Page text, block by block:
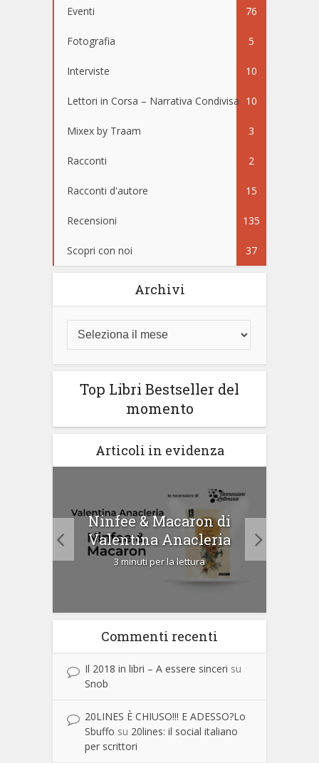
Eventi 76
Fotografia 5
Interviste 10
Lettori in Corsa – Narrativa Condivisa 10
Mixex by Traam 3
Racconti 2
Racconti d'autore 15
Recensioni 135
Scopri con noi 37
Archivi
Top Libri Bestseller del
momento
Articoli in evidenza
Ninfee & Macaron di
Valentina Anacleria
3 minuti per la lettura
Commenti recenti
Il 2018 in libri – A essere sinceri su
Snob
20LINES È CHIUSO!!! E ADESSO?Lo
Sbuffo su 20lines: il social italiano
per scrittori